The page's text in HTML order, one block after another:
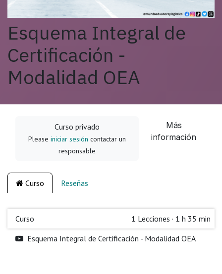
Esquema Integral de
Certificación -
Modalidad OEA
Curso privado
Pleaseiniciar sesión contactar un
responsable
Más
información
Curso Reseñas
Curso 1 Lecciones · 1 h 35 min
Esquema Integral de Certificación - Modalidad OEA